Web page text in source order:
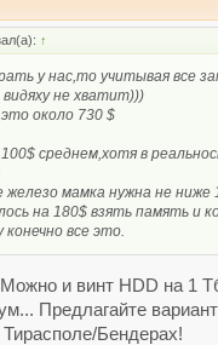
↑
у нас,то учитывая все
не хватит)))
около 730 $
среднем,хотя в
железо мамка нужна не ниже
на 180$ взять память и
конечно все это.
и винт HDD на 1
Предлагайте
Бендерах!